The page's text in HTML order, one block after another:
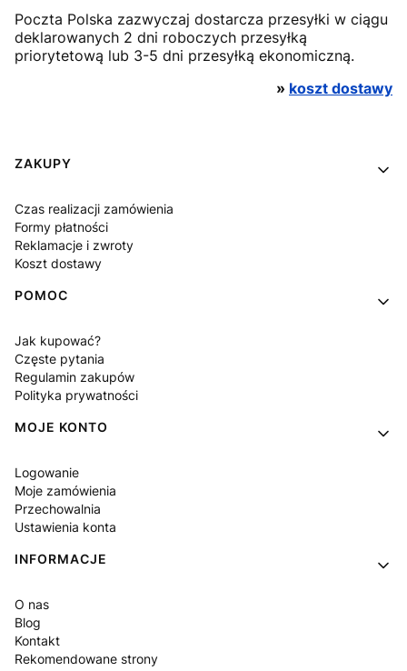
Poczta Polska zazwyczaj dostarcza przesyłki w ciągu
deklarowanych 2 dni roboczych przesyłką
priorytetową lub 3-5 dni przesyłką ekonomiczną.
» koszt dostawy
Linki w stopce
ZAKUPY
Czas realizacji zamówienia
Formy płatności
Reklamacje i zwroty
Koszt dostawy
POMOC
Jak kupować?
Częste pytania
Regulamin zakupów
Polityka prywatności
MOJE KONTO
Logowanie
Moje zamówienia
Przechowalnia
Ustawienia konta
INFORMACJE
O nas
Blog
Kontakt
Rekomendowane strony